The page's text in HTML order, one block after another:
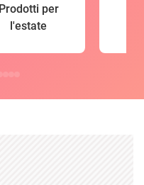
Prodotti per
l'estate